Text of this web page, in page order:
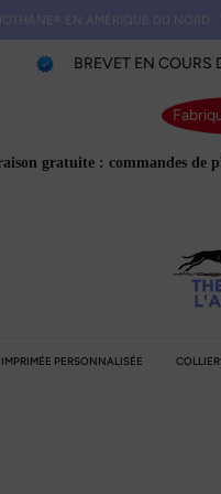
EN AMÉRIQUE DU NORD
BREVET EN
gratuite : commandes de
PERSONNALISÉE